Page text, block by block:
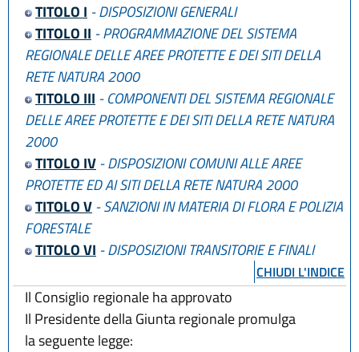
TITOLO I - DISPOSIZIONI GENERALI
TITOLO II - PROGRAMMAZIONE DEL SISTEMA
REGIONALE DELLE AREE PROTETTE E DEI SITI DELLA
RETE NATURA 2000
TITOLO III - COMPONENTI DEL SISTEMA REGIONALE
DELLE AREE PROTETTE E DEI SITI DELLA RETE NATURA
2000
TITOLO IV- DISPOSIZIONI COMUNI ALLE AREE
PROTETTE ED AI SITI DELLA RETE NATURA 2000
TITOLO V- SANZIONI IN MATERIA DI FLORA E POLIZIA
FORESTALE
TITOLO VI - DISPOSIZIONI TRANSITORIE E FINALI
CHIUDI L'INDICE
Il Consiglio regionale ha approvato
Il Presidente della Giunta regionale promulga
la seguente legge: